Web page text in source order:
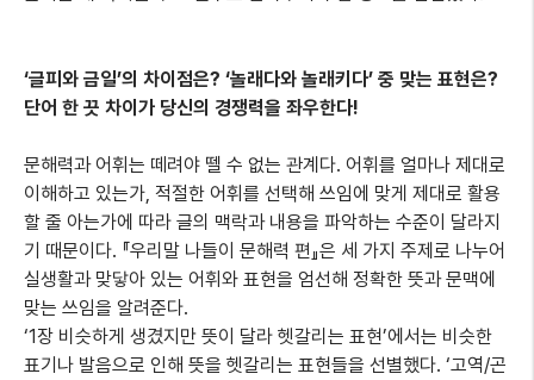
‘글피와 금일’의 차이점은? ‘놀래다와 놀래키다’ 중 맞는 표현은?
단어 한 끗 차이가 당신의 경쟁력을 좌우한다!
문해력과 어휘는 떼려야 뗄 수 없는 관계다. 어휘를 얼마나 제대로
이해하고 있는가, 적절한 어휘를 선택해 쓰임에 맞게 제대로 활용
할 줄 아는가에 따라 글의 맥락과 내용을 파악하는 수준이 달라지
기 때문이다. 『우리말 나들이 문해력 편』은 세 가지 주제로 나누어
실생활과 맞닿아 있는 어휘와 표현을 엄선해 정확한 뜻과 문맥에
맞는 쓰임을 알려준다.
‘1장 비슷하게 생겼지만 뜻이 달라 헷갈리는 표현’에서는 비슷한
표기나 발음으로 인해 뜻을 헷갈리는 표현들을 선별했다. ‘고역/곤